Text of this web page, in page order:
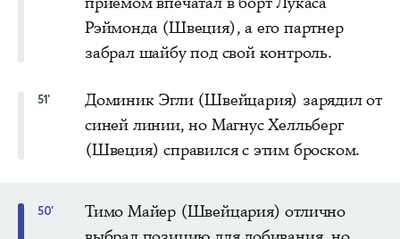
Рэймонда (Швеция), а его партнер
забрал шайбу под свой контроль.
51'
Доминик Эгли (Швейцария) зарядил от
синей линии, но Магнус Хелльберг
(Швеция) справился с этим броском.
50'
Тимо Майер (Швейцария) отлично